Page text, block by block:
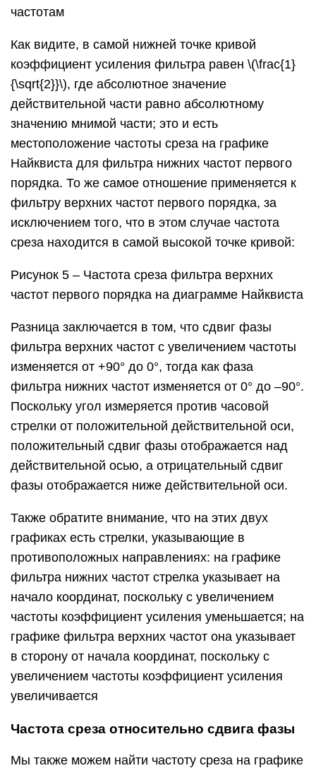
частотам
Как видите, в самой нижней точке кривой
коэффициент усиления фильтра равен \(\frac{1}
{\sqrt{2}}\), где абсолютное значение
действительной части равно абсолютному
значению мнимой части; это и есть
местоположение частоты среза на графике
Найквиста для фильтра нижних частот первого
порядка. То же самое отношение применяется к
фильтру верхних частот первого порядка, за
исключением того, что в этом случае частота
среза находится в самой высокой точке кривой:
Рисунок 5 – Частота среза фильтра верхних
частот первого порядка на диаграмме Найквиста
Разница заключается в том, что сдвиг фазы
фильтра верхних частот с увеличением частоты
изменяется от +90° до 0°, тогда как фаза
фильтра нижних частот изменяется от 0° до –90°.
Поскольку угол измеряется против часовой
стрелки от положительной действительной оси,
положительный сдвиг фазы отображается над
действительной осью, а отрицательный сдвиг
фазы отображается ниже действительной оси.
Также обратите внимание, что на этих двух
графиках есть стрелки, указывающие в
противоположных направлениях: на графике
фильтра нижних частот стрелка указывает на
начало координат, поскольку с увеличением
частоты коэффициент усиления уменьшается; на
графике фильтра верхних частот она указывает
в сторону от начала координат, поскольку с
увеличением частоты коэффициент усиления
увеличивается
Частота среза относительно сдвига фазы
Мы также можем найти частоту среза на графике